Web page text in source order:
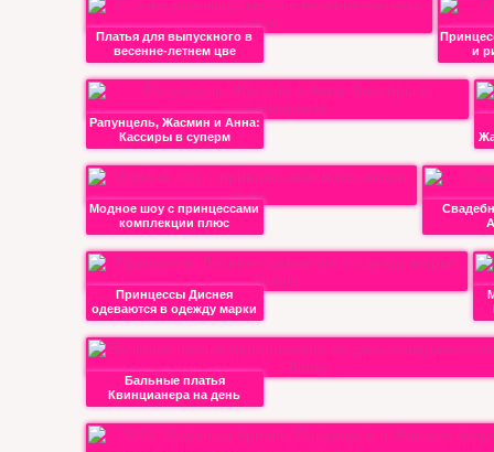
Платья для выпускного в
весенне-летнем цве
и
Рапунцель, Жасмин и Анна:
Кассиры в суперм
Модное шоу с принцессами
комплекции плюс
Принцессы Диснея
одеваются в одежду марки
Бальные платья
Квинцианера на день
соверше